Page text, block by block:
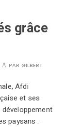
grâce
PAR GILBERT
Afdi
et ses
paysans : ·